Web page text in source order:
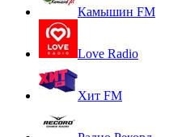
Камышин FM
Love Radio
Хит FM